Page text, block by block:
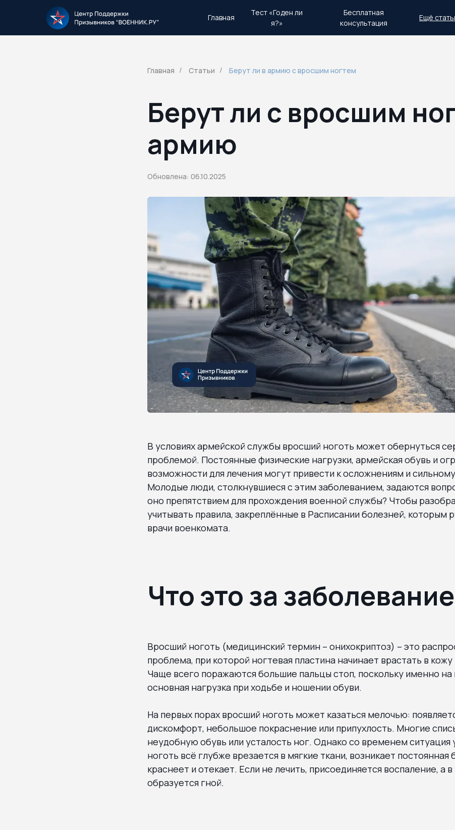
Ещё
Тест «Годен ли
я?»
Главная
Бесплатная
консультация
Главная / Статьи / Берут ли в армию с вросшим ногтем
Берут ли с вросшим
армию
Обновлена: 06.10.2025
В условиях армейской службы вросший ноготь может обернуться
проблемой. Постоянные физические нагрузки, армейская обувь и
возможности для лечения могут привести к осложнениям и
Молодые люди, столкнувшиеся с этим заболеванием, задаются
оно препятствием для прохождения военной службы? Чтобы
учитывать правила, закреплённые в Расписании болезней, которым
врачи военкомата.
Что это за заболевание
Вросший ноготь (медицинский термин – онихокриптоз) – это
проблема, при которой ногтевая пластина начинает врастать в кожу
Чаще всего поражаются большие пальцы стоп, поскольку именно на
основная нагрузка при ходьбе и ношении обуви.
На первых порах вросший ноготь может казаться мелочью:
дискомфорт, небольшое покраснение или припухлость. Многие
неудобную обувь или усталость ног. Однако со временем ситуация
ноготь всё глубже врезается в мягкие ткани, возникает постоянная
краснеет и отекает. Если не лечить, присоединяется воспаление, а
образуется гной.